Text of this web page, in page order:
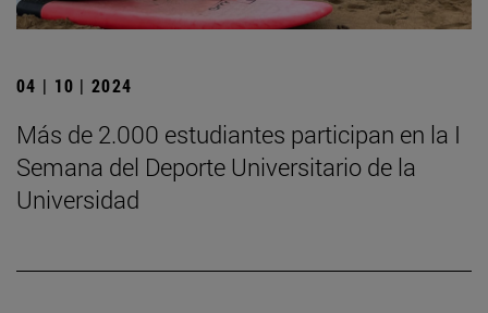
04 | 10 | 2024
Más de 2.000 estudiantes participan en la I
Semana del Deporte Universitario de la
Universidad